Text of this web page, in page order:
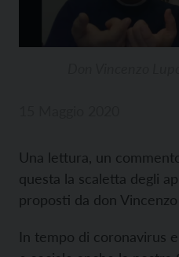
Una lettura, un
questa la scaletta degli
proposti da don Vincenzo
In tempo di coronavirus